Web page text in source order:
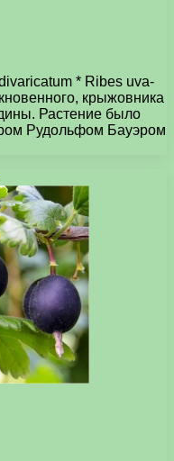
* Ribes uva-
крыжовника
Растение было
Рудольфом Бауэром